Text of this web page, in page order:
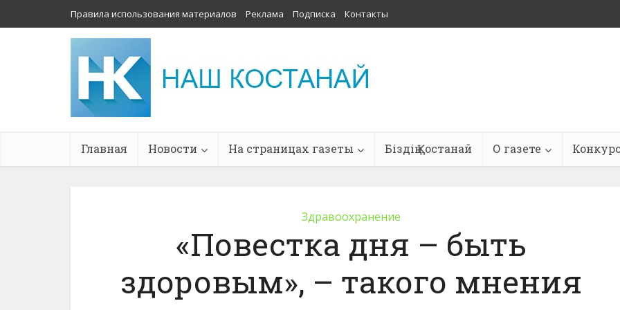
Правила использования материалов Реклама Подписка Контакты
Главная Новости На страницах газеты Біздің Қостанай О газете
Здравоохранение
«Повестка дня – быть
здоровым», – такого мнения